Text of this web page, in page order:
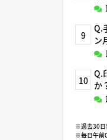
9
Q.
ン
10
Q.
か
※過去30日
※毎日午前